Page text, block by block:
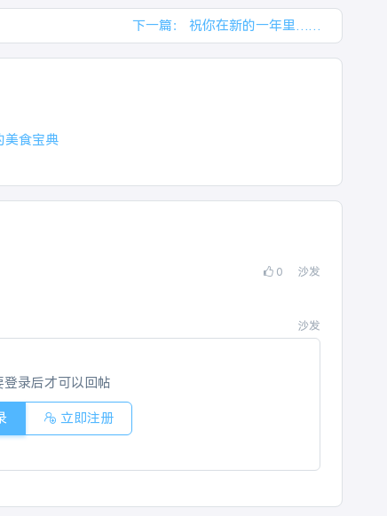
下一篇： 祝你在新的一年里……
美食宝典
0 沙发
沙发
登录后才可以回帖
立即注册